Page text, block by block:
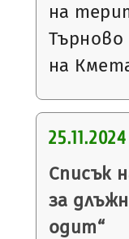
на
Търново
на
25.11.2024
Списък
за
одит“